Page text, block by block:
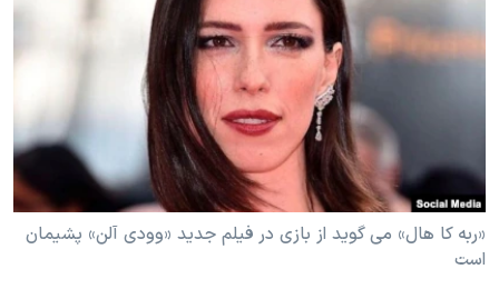
فرهنگ و زندگی
حقوق شهروندی
علم و فناوری
اسرائیل در جنگ
آرشیو پخش زنده
انتخابات ریاست جمهوری آمریکا ۲۰۲۴
حمله جمهوری اسلامی به اسرائیل
رمز مهسا
ورزش زنان در ایران
اعتراضات زن، زندگی، آزادی
مجموعه مستندهای دادخواهی
زبانهای مختلف
«ربه کا هال» می گوید از بازی در فیلم جدید «وودی آلن» پشیمان
است